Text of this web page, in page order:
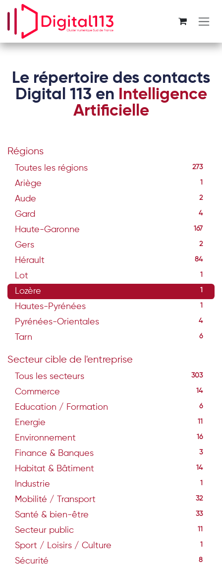
Se rendre au contenu
Le répertoire des contacts
Digital 113 en Intelligence
Artificielle
Régions
Toutes les régions 273
Ariège 1
Aude 2
Gard 4
Haute-Garonne 167
Gers 2
Hérault 84
Lot 1
Lozère 1
Hautes-Pyrénées 1
Pyrénées-Orientales 4
Tarn 6
Secteur cible de l'entreprise
Tous les secteurs 303
Commerce 14
Education / Formation 6
Energie 11
Environnement 16
Finance & Banques 3
Habitat & Bâtiment 14
Industrie 1
Mobilité / Transport 32
Santé & bien-être 33
Secteur public 11
Sport / Loisirs / Culture 1
Sécurité 8